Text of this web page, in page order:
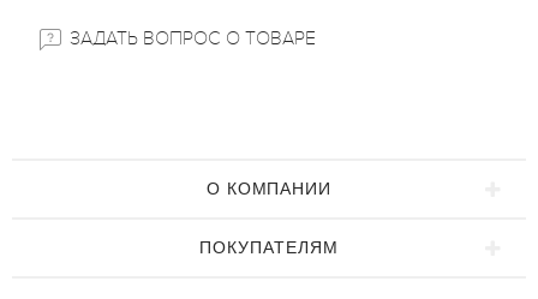
ЗАДАТЬ ВОПРОС О ТОВАРЕ
О КОМПАНИИ
ПОКУПАТЕЛЯМ